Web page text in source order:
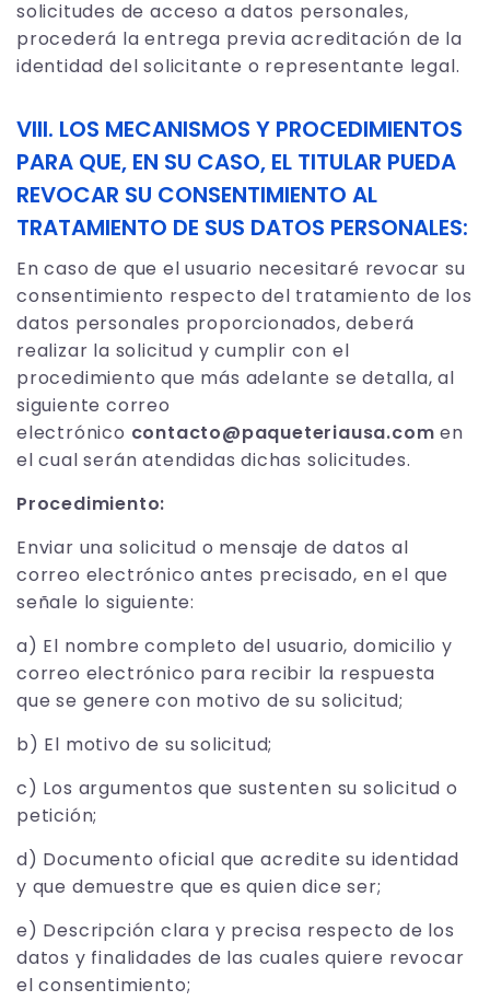
solicitudes de acceso a datos personales,
procederá la entrega previa acreditación de la
identidad del solicitante o representante legal.
VIII. LOS MECANISMOS Y PROCEDIMIENTOS
PARA QUE, EN SU CASO, EL TITULAR PUEDA
REVOCAR SU CONSENTIMIENTO AL
TRATAMIENTO DE SUS DATOS PERSONALES:
En caso de que el usuario necesitaré revocar su
consentimiento respecto del tratamiento de los
datos personales proporcionados, deberá
realizar la solicitud y cumplir con el
procedimiento que más adelante se detalla, al
siguiente correo
electrónico contacto@paqueteriausa.com en
el cual serán atendidas dichas solicitudes.
Procedimiento:
Enviar una solicitud o mensaje de datos al
correo electrónico antes precisado, en el que
señale lo siguiente:
a) El nombre completo del usuario, domicilio y
correo electrónico para recibir la respuesta
que se genere con motivo de su solicitud;
b) El motivo de su solicitud;
c) Los argumentos que sustenten su solicitud o
petición;
d) Documento oficial que acredite su identidad
y que demuestre que es quien dice ser;
e) Descripción clara y precisa respecto de los
datos y finalidades de las cuales quiere revocar
el consentimiento;